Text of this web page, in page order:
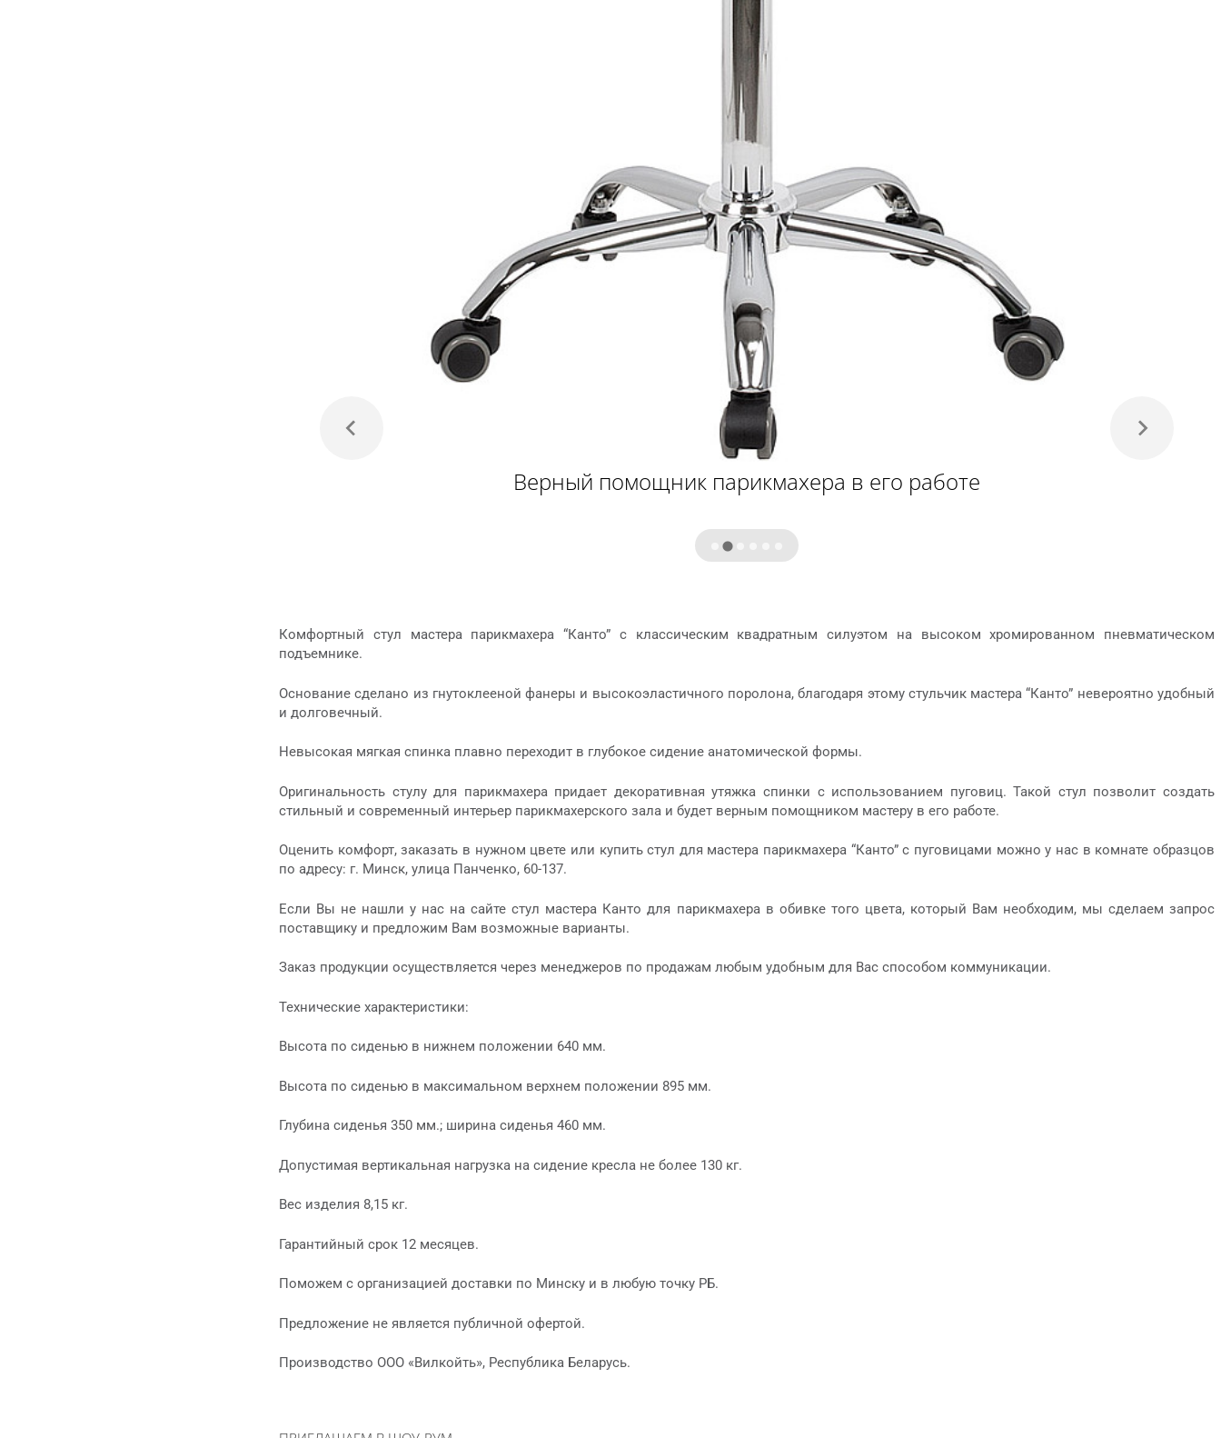
Верный помощник парикмахера в его работе
Комфортный стул мастера парикмахера “Канто” с классическим квадратным силуэтом на высоком хромированном пневматическом
подъемнике.
Основание сделано из гнутоклееной фанеры и высокоэластичного поролона, благодаря этому стульчик мастера “Канто” невероятно удобный
и долговечный.
Невысокая мягкая спинка плавно переходит в глубокое сидение анатомической формы.
Оригинальность стулу для парикмахера придает декоративная утяжка спинки с использованием пуговиц. Такой стул позволит создать
стильный и современный интерьер парикмахерского зала и будет верным помощником мастеру в его работе.
Оценить комфорт, заказать в нужном цвете или купить стул для мастера парикмахера “Канто” с пуговицами можно у нас в комнате образцов
по адресу: г. Минск, улица Панченко, 60-137.
Если Вы не нашли у нас на сайте стул мастера Канто для парикмахера в обивке того цвета, который Вам необходим, мы сделаем запрос
поставщику и предложим Вам возможные варианты.
Заказ продукции осуществляется через менеджеров по продажам любым удобным для Вас способом коммуникации.
Технические характеристики:
Высота по сиденью в нижнем положении 640 мм.
Высота по сиденью в максимальном верхнем положении 895 мм.
Глубина сиденья 350 мм.; ширина сиденья 460 мм.
Допустимая вертикальная нагрузка на сидение кресла не более 130 кг.
Вес изделия 8,15 кг.
Гарантийный срок 12 месяцев.
Поможем с организацией доставки по Минску и в любую точку РБ.
Предложение не является публичной офертой.
Производство ООО «Вилкойть», Республика Беларусь.